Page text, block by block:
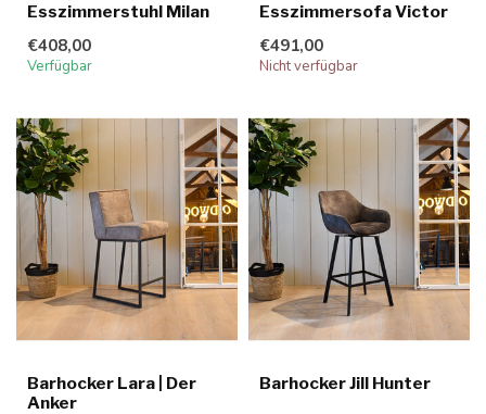
Esszimmerstuhl Milan
€408,00
Verfügbar
Esszimmersofa Victor
€491,00
Nicht verfügbar
Barhocker Lara | Der
Anker
Barhocker Jill Hunter